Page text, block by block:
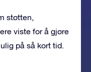
støtten,
viste for å gjøre
på så kort tid.